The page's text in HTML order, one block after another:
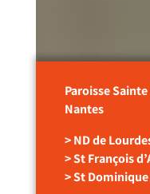
Paroisse
Nantes
> ND de
> St François
> St Dominique